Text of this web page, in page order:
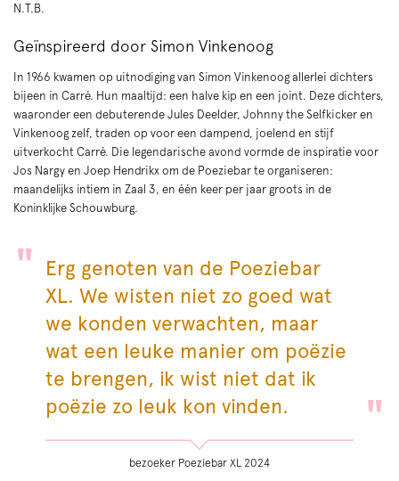
N.T.B.
Geïnspireerd door Simon Vinkenoog
In 1966 kwamen op uitnodiging van Simon Vinkenoog allerlei dichters
bijeen in Carré. Hun maaltijd: een halve kip en een joint. Deze dichters,
waaronder een debuterende Jules Deelder, Johnny the Selfkicker en
Vinkenoog zelf, traden op voor een dampend, joelend en stijf
uitverkocht Carré. Die legendarische avond vormde de inspiratie voor
Jos Nargy en Joep Hendrikx om de Poeziebar te organiseren:
maandelijks intiem in Zaal 3, en één keer per jaar groots in de
Koninklijke Schouwburg.
Erg genoten van de Poeziebar
XL. We wisten niet zo goed wat
we konden verwachten, maar
wat een leuke manier om poëzie
te brengen, ik wist niet dat ik
poëzie zo leuk kon vinden.
bezoeker Poeziebar XL 2024